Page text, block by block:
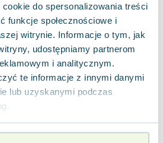
do spersonalizowania treści
funkcje społecznościowe i
witrynie. Informacje o tym, jak
udostępniamy partnerom
i analitycznym.
te informacje z innymi danymi
lub uzyskanymi podczas